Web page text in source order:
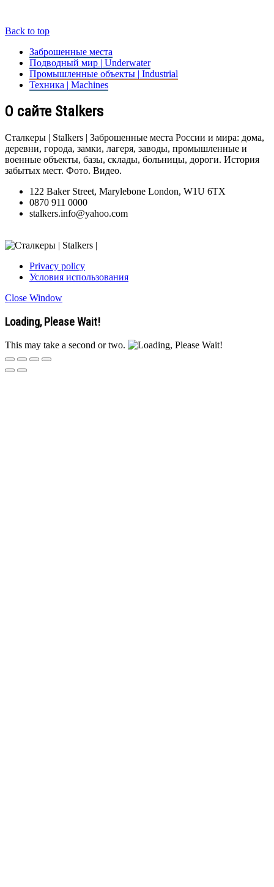
Back to top
Заброшенные места
Подводный мир | Underwater
Промышленные объекты | Industrial
Техника | Machines
О сайте Stalkers
Сталкеры | Stalkers | Заброшенные места России и мира: дома,
деревни, города, замки, лагеря, заводы, промышленные и
военные объекты, базы, склады, больницы, дороги. История
забытых мест. Фото. Видео.
122 Baker Street, Marylebone London, W1U 6TX
0870 911 0000
stalkers.info@yahoo.com
Privacy policy
Условия использования
Close Window
Loading, Please Wait!
This may take a second or two.